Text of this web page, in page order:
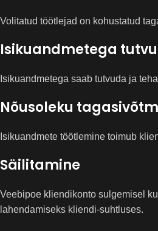
Volitatud töötlejad on kohustatud
Isikuandmetega
Isikuandmetega saab tutvuda ja
Nõusoleku
Isikuandmete töötlemine toimub
Säilitamine
Veebipoe kliendikonto sulgemisel
lahendamiseks kliendi-suhtluses.